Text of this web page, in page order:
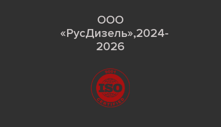
ООО
«РусДизель»,2024-
2026